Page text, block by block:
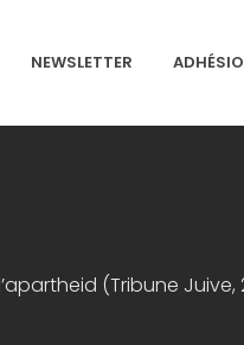
NEWSLETTER
(Tribune Juive,